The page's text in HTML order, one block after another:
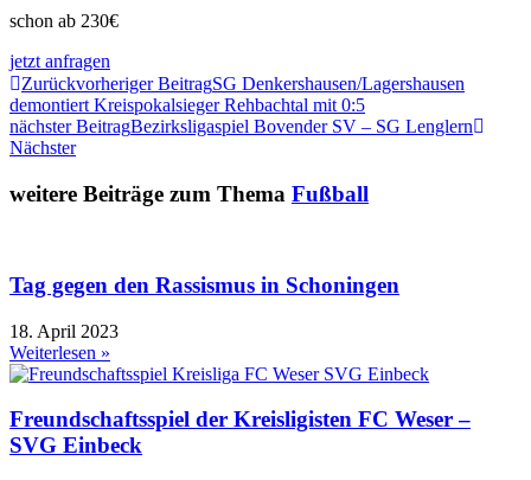
schon ab 230€
jetzt anfragen
Zurückvorheriger BeitragSG Denkershausen/Lagershausen
demontiert Kreispokalsieger Rehbachtal mit 0:5
nächster BeitragBezirksligaspiel Bovender SV – SG Lenglern
Nächster
weitere Beiträge zum Thema Fußball
Tag gegen den Rassismus in Schoningen
18. April 2023
Weiterlesen »
Freundschaftsspiel der Kreisligisten FC Weser –
SVG Einbeck